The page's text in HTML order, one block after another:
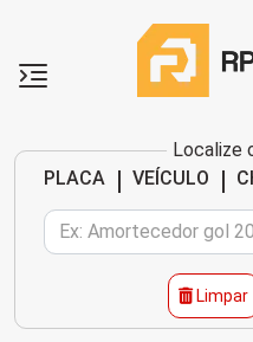
Localize
PLACA
| VEÍCULO |
Limpar